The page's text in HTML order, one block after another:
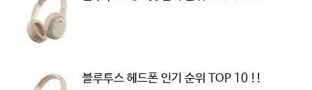
블루투스 헤드폰 인기 순위 TOP 10 !!